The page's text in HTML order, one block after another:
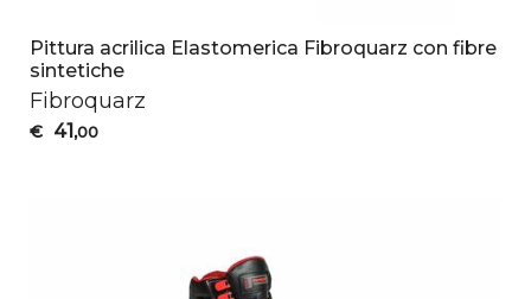
Pittura acrilica Elastomerica Fibroquarz con fibre
sintetiche
Fibroquarz
€ 41,00